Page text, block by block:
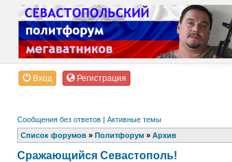
Вход Регистрация
Сообщения без ответов | Активные темы
Список форумов » Политфорум » Архив
Сражающийся Севастополь!